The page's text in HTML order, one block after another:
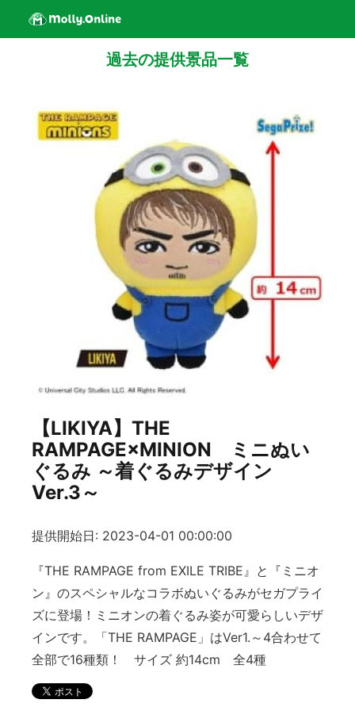
過去の提供景品一覧
【LIKIYA】THE
RAMPAGE×MINION ミニぬい
ぐるみ ～着ぐるみデザイン
Ver.3～
提供開始日: 2023-04-01 00:00:00
『THE RAMPAGE from EXILE TRIBE』と『ミニオ
ン』のスペシャルなコラボぬいぐるみがセガプライ
ズに登場！ミニオンの着ぐるみ姿が可愛らしいデザ
インです。「THE RAMPAGE」はVer1.～4合わせて
全部で16種類！ サイズ 約14cm 全4種